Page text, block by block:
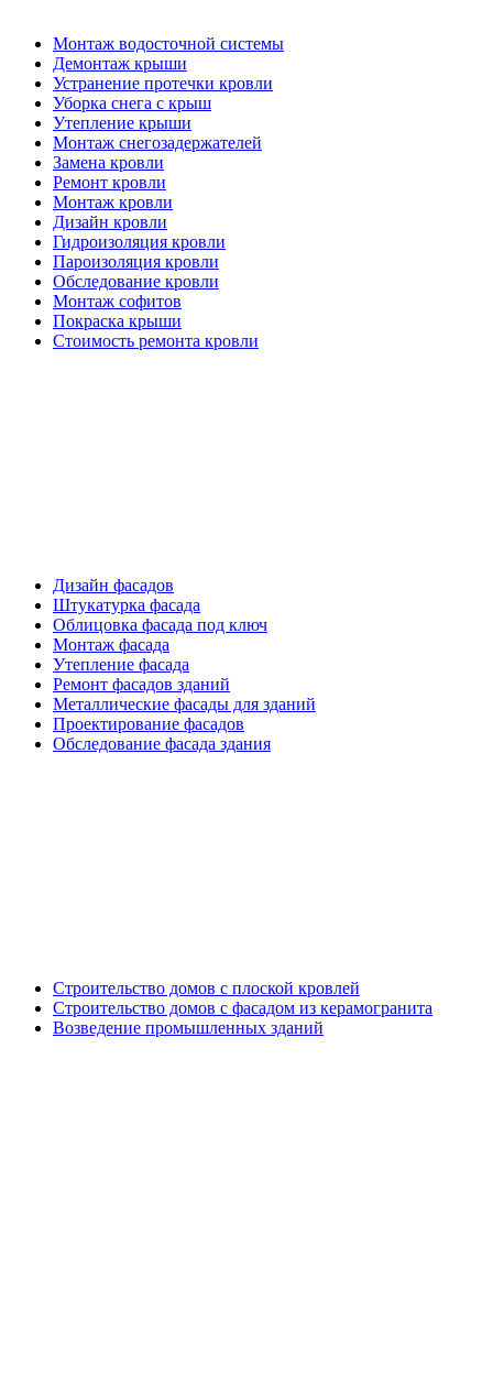
Монтаж водосточной системы
Демонтаж крыши
Устранение протечки кровли
Уборка снега с крыш
Утепление крыши
Монтаж снегозадержателей
Замена кровли
Ремонт кровли
Монтаж кровли
Дизайн кровли
Гидроизоляция кровли
Пароизоляция кровли
Обследование кровли
Монтаж софитов
Покраска крыши
Стоимость ремонта кровли
Дизайн фасадов
Штукатурка фасада
Облицовка фасада под ключ
Монтаж фасада
Утепление фасада
Ремонт фасадов зданий
Металлические фасады для зданий
Проектирование фасадов
Обследование фасада здания
Строительство домов с плоской кровлей
Строительство домов с фасадом из керамогранита
Возведение промышленных зданий